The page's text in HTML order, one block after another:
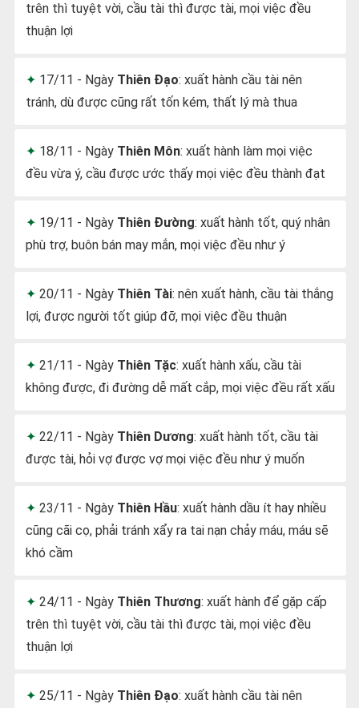
trên thì tuyệt vời, cầu tài thì được tài, mọi việc đều
thuận lợi
17/11 - Ngày Thiên Đạo: xuất hành cầu tài nên
tránh, dù được cũng rất tốn kém, thất lý mà thua
18/11 - Ngày Thiên Môn: xuất hành làm mọi việc
đều vừa ý, cầu được ước thấy mọi việc đều thành đạt
19/11 - Ngày Thiên Đường: xuất hành tốt, quý nhân
phù trợ, buôn bán may mắn, mọi việc đều như ý
20/11 - Ngày Thiên Tài: nên xuất hành, cầu tài thắng
lợi, được người tốt giúp đỡ, mọi việc đều thuận
21/11 - Ngày Thiên Tặc: xuất hành xấu, cầu tài
không được, đi đường dễ mất cắp, mọi việc đều rất xấu
22/11 - Ngày Thiên Dương: xuất hành tốt, cầu tài
được tài, hỏi vợ được vợ mọi việc đều như ý muốn
23/11 - Ngày Thiên Hầu: xuất hành dầu ít hay nhiều
cũng cãi cọ, phải tránh xẩy ra tai nạn chảy máu, máu sẽ
khó cầm
24/11 - Ngày Thiên Thương: xuất hành để gặp cấp
trên thì tuyệt vời, cầu tài thì được tài, mọi việc đều
thuận lợi
25/11 - Ngày Thiên Đạo: xuất hành cầu tài nên